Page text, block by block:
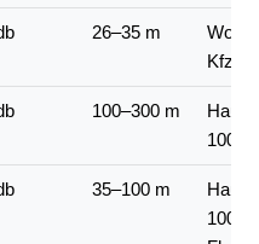
26–35 m
Kfz/h
100–300 m
35–100 m